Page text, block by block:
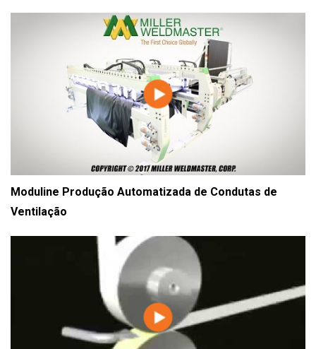
Moduline Produção Automatizada de Condutas de
Ventilação